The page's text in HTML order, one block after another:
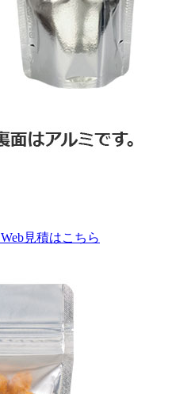
Web見積はこちら